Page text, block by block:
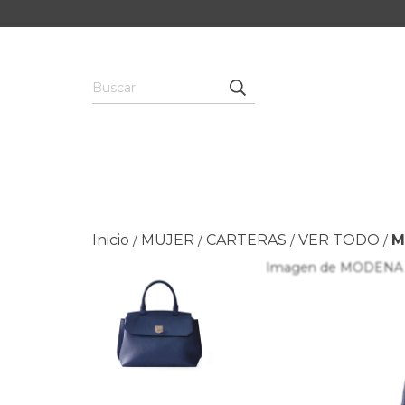
Inicio / MUJER / CARTERAS / VER TODO /